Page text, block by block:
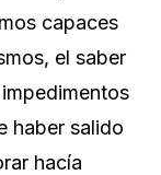
capaces
el saber
haber salido
hacía